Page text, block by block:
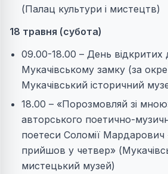
(Палац культури і мистецтв)
18 травня (субота)
09.00-18.00 – День відкритих
Мукачівському замку (за
Мукачівський історичний
18.00 – «Порозмовляй зі
авторського поетично-
поетеси Соломії
прийшов у четвер»
мистецький музей)